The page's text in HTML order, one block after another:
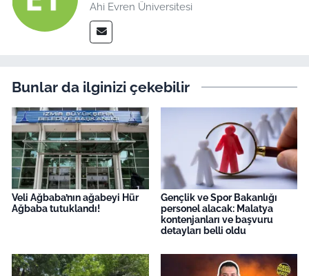
Ahi Evren Üniversitesi
Bunlar da ilginizi çekebilir
Veli Ağbaba’nın ağabeyi Hür
Ağbaba tutuklandı!
Gençlik ve Spor Bakanlığı
personel alacak: Malatya
kontenjanları ve başvuru
detayları belli oldu